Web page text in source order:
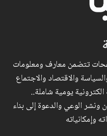
تتضمن معارف ومعلومات
والاقتصاد والاجتماع
يومية شاملة..
الوعي والدعوة إلى بناء
وإمكانياته